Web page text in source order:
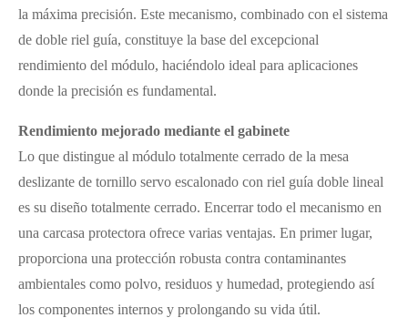
la máxima precisión. Este mecanismo, combinado con el sistema
de doble riel guía, constituye la base del excepcional
rendimiento del módulo, haciéndolo ideal para aplicaciones
donde la precisión es fundamental.
Rendimiento mejorado mediante el gabinete
Lo que distingue al módulo totalmente cerrado de la mesa
deslizante de tornillo servo escalonado con riel guía doble lineal
es su diseño totalmente cerrado. Encerrar todo el mecanismo en
una carcasa protectora ofrece varias ventajas. En primer lugar,
proporciona una protección robusta contra contaminantes
ambientales como polvo, residuos y humedad, protegiendo así
los componentes internos y prolongando su vida útil.